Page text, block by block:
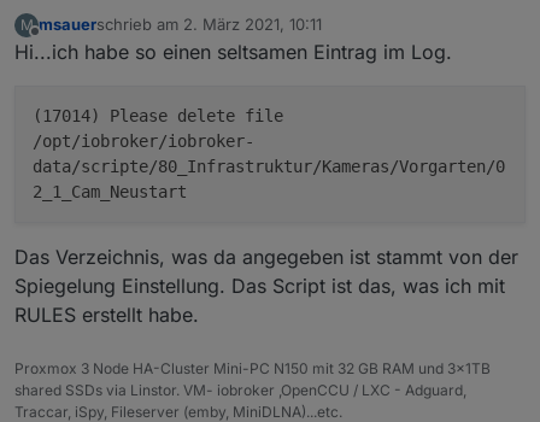
M
Offline
msauerschrieb am 2. März 2021, 10:11
zuletzt editiert von
Hi...ich habe so einen seltsamen Eintrag im Log.
(17014) Please delete file
/opt/iobroker/iobroker-
data/scripte/80_Infrastruktur/Kameras/Vorgarten/0
2_1_Cam_Neustart
Das Verzeichnis, was da angegeben ist stammt von der
Spiegelung Einstellung. Das Script ist das, was ich mit
RULES erstellt habe.
Proxmox 3 Node HA-Cluster Mini-PC N150 mit 32 GB RAM und 3x1TB
shared SSDs via Linstor. VM- iobroker ,OpenCCU / LXC - Adguard,
Traccar, iSpy, Fileserver (emby, MiniDLNA)...etc.